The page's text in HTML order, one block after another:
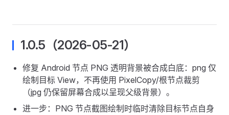
1.0.5（2026-05-21）
修复 Android 节点 PNG 透明背景被合成白底：png 仅
绘制目标 View，不再使用 PixelCopy/根节点裁剪
（jpg 仍保留屏幕合成以呈现父级背景）。
进一步：PNG 节点截图绘制时临时清除目标节点自身